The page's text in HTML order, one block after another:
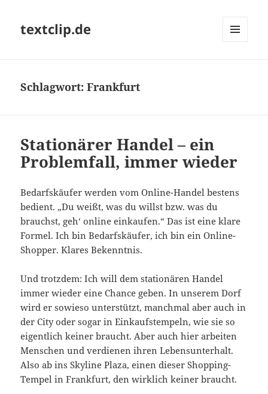
textclip.de
Schlagwort:Frankfurt
Stationärer Handel – ein
Problemfall, immer wieder
Bedarfskäufer werden vom Online-Handel bestens
bedient. „Du weißt, was du willst bzw. was du
brauchst, geh‘ online einkaufen.“ Das ist eine klare
Formel. Ich bin Bedarfskäufer, ich bin ein Online-
Shopper. Klares Bekenntnis.
Und trotzdem: Ich will dem stationären Handel
immer wieder eine Chance geben. In unserem Dorf
wird er sowieso unterstützt, manchmal aber auch in
der City oder sogar in Einkaufstempeln, wie sie so
eigentlich keiner braucht. Aber auch hier arbeiten
Menschen und verdienen ihren Lebensunterhalt.
Also ab ins Skyline Plaza, einen dieser Shopping-
Tempel in Frankfurt, den wirklich keiner braucht.